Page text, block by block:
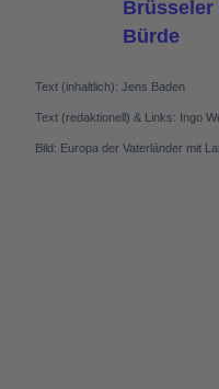
Brüsseler
Bürde
Text (inhaltlich): Jens Baden
Text (redaktionell) & Links: Ingo
Bild: Europa der Vaterländer mit